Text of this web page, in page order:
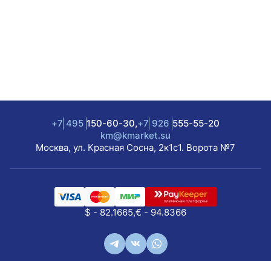
+7 495 150-60-30,+7 926 555-55-20
km@kmarket.su
Москва, ул. Красная Сосна, 2к1с1. Ворота №7
$ - 82.1665,€ - 94.8366